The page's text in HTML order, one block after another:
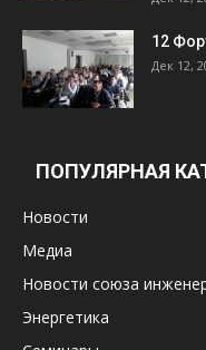
12
Дек 12,
ПОПУЛЯРНАЯ
Новости
Медиа
Новости союза
Энергетика